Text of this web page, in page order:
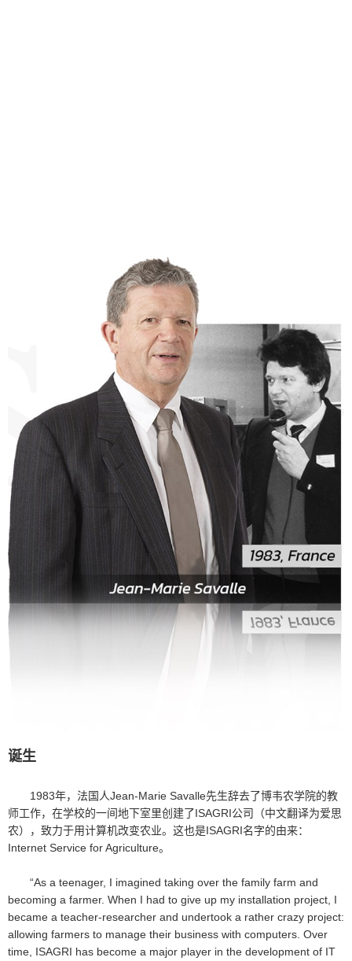
诞生
1983年，法国人Jean-Marie Savalle先生辞去了博韦农学院的教
师工作，在学校的一间地下室里创建了ISAGRI公司（中文翻译为爱思
农），致力于用计算机改变农业。这也是ISAGRI名字的由来：
Internet Service for Agriculture。
“As a teenager, I imagined taking over the family farm and
becoming a farmer. When I had to give up my installation project, I
became a teacher-researcher and undertook a rather crazy project:
allowing farmers to manage their business with computers. Over
time, ISAGRI has become a major player in the development of IT